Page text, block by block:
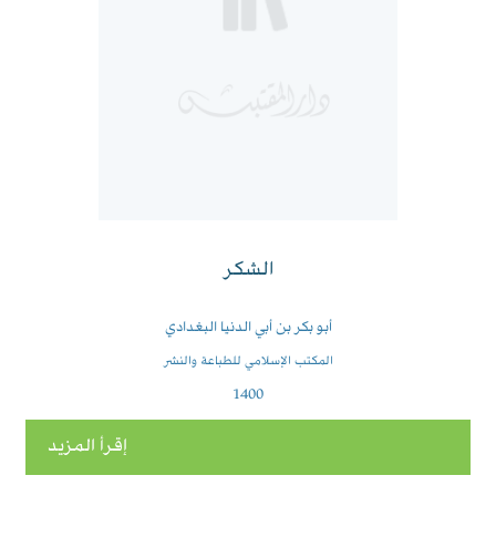
الشكر
أبو بكر بن أبي الدنيا البغدادي
المكتب الإسلامي للطباعة والنشر
1400
إقرأ المزيد